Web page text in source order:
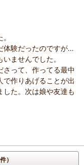
体験だったのですが…
ませんでした。
さって、作ってる最中
で作りあげることが出
た。次は娘や友達も
）